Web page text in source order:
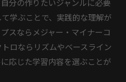
分の作りたいジャンルに必要
学ぶことで、実践的な理解が
スならメジャー・マイナーコ
ロならリズムやベースライン
応じた学習内容を選ぶことが